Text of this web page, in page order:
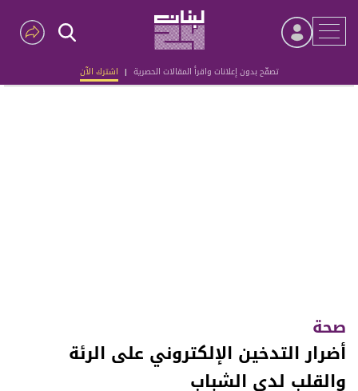
تصفّح بدون إعلانات واقرأ المقالات الحصرية | اشترك الآن
Advertisement
صحة
أضرار التدخين الإلكتروني على الرئة
والقلب لدى الشباب